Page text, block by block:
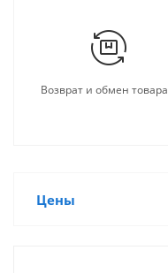
Возврат и обмен товара
Цены